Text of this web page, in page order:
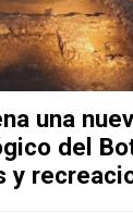
una
del
y